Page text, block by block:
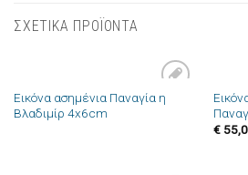
ΣΧΕΤΙΚΑ ΠΡΟΪΟΝΤΑ
Πρόσθήκη
Εικόνα ασημένια Παναγία η
Βλαδιμίρ 4x6cm
€